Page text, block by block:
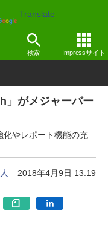
Translate
検索 Impressサイト
Windows
」がメジャーバー
化やレポート機能の充
2018年4月9日 13:19